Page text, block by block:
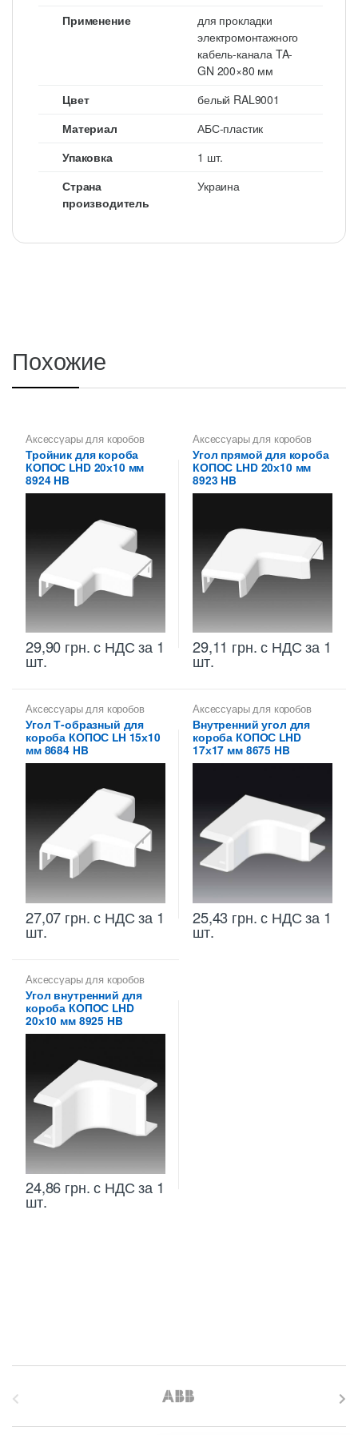
Применение
для прокладки
электромонтажного
кабель-канала TA-
GN 200×80 мм
Цвет
белый RAL9001
Материал
АБС-пластик
Упаковка
1 шт.
Страна
производитель
Украина
Похожие
Аксессуары для коробов
Тройник для короба
КОПОС LHD 20х10 мм
8924 HB
29,90 грн.с НДС за 1
шт.
Аксессуары для коробов
Угол прямой для короба
КОПОС LHD 20х10 мм
8923 HB
29,11 грн.с НДС за 1
шт.
Аксессуары для коробов
Угол Т-образный для
короба КОПОС LH 15х10
мм 8684 HB
27,07 грн.с НДС за 1
шт.
Аксессуары для коробов
Внутренний угол для
короба КОПОС LHD
17х17 мм 8675 HB
25,43 грн.с НДС за 1
шт.
Аксессуары для коробов
Угол внутренний для
короба КОПОС LHD
20х10 мм 8925 HB
24,86 грн.с НДС за 1
шт.